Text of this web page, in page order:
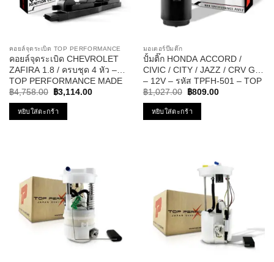
คอยล์จุดระเบิด TOP PERFORMANCE
คอยล์จุดระเบิด CHEVROLET
ZAFIRA 1.8 / ครบชุด 4 หัว –
TOP PERFORMANCE MADE
IN JAPAN – TPCC-213 – คอยล์
หัวเทียน ซาฟิร่า
฿4,758.00
Original
was:
฿4,758.00.
฿3,114.00Current
หยิบใส่ตะกร้า
มอเตอร์ปั๊มติ๊ก
ปั้มติ๊ก HONDA ACCORD /
CIVIC / CITY / JAZZ / CRV G3
– 12V – รหัส TPFH-501 – TOP
PERFORMANCE
฿1,027.00
Original
was:
฿1,027.00.
฿809.00Current
หยิบใส่ตะกร้า